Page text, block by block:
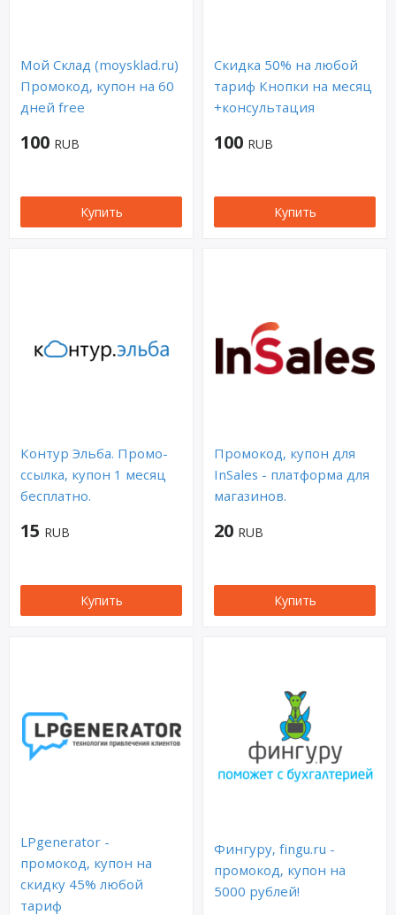
Мой Склад (moysklad.ru)
Промокод, купон на 60
дней free
100 RUB
Купить
Скидка 50% на любой
тариф Кнопки на месяц
+консультация
100 RUB
Купить
Контур Эльба. Промо-
ссылка, купон 1 месяц
бесплатно.
15 RUB
Купить
Промокод, купон для
InSales - платформа для
магазинов.
20 RUB
Купить
LPgenerator -
промокод, купон на
скидку 45% любой
тариф
Фингуру, fingu.ru -
промокод, купон на
5000 рублей!